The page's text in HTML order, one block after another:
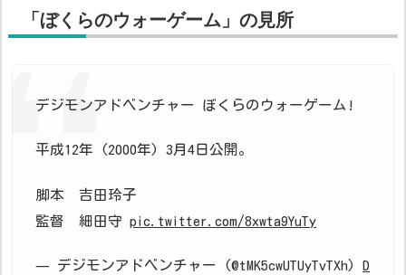
「ぼくらのウォーゲーム」の見所
デジモンアドベンチャー ぼくらのウォーゲーム!
平成12年 (2000年) 3月4日公開。
脚本 吉田玲子
監督 細田守 pic.twitter.com/8xwta9YuTy
— デジモンアドベンチャー (@tMK5cwUTUyTvTXh) D